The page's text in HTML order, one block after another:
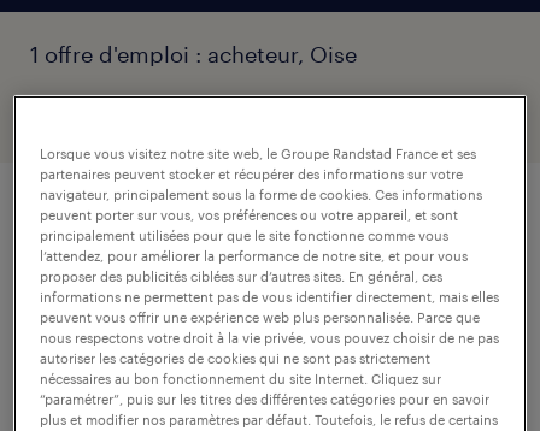
1 offre d'emploi : acheteur, Oise
approvisionneur (f/h)
méru, oise
intérim
36 000 € par année
Lorsque vous visitez notre site web, le Groupe Randstad France et ses
partenaires peuvent stocker et récupérer des informations sur votre
navigateur, principalement sous la forme de cookies. Ces informations
peuvent porter sur vous, vos préférences ou votre appareil, et sont
principalement utilisées pour que le site fonctionne comme vous
l’attendez, pour améliorer la performance de notre site, et pour vous
proposer des publicités ciblées sur d’autres sites. En général, ces
informations ne permettent pas de vous identifier directement, mais elles
peuvent vous offrir une expérience web plus personnalisée. Parce que
nous respectons votre droit à la vie privée, vous pouvez choisir de ne pas
autoriser les catégories de cookies qui ne sont pas strictement
nécessaires au bon fonctionnement du site Internet. Cliquez sur
“paramétrer”, puis sur les titres des différentes catégories pour en savoir
plus et modifier nos paramètres par défaut. Toutefois, le refus de certains